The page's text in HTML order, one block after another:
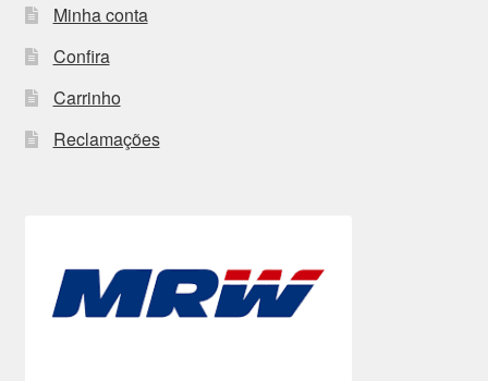
Minha conta
Confira
Carrinho
Reclamações